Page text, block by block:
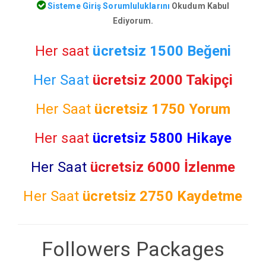
Sisteme Giriş Sorumluluklarını Okudum Kabul
Ediyorum.
Her saat ücretsiz 1500 Beğeni
Her Saat ücretsiz 2000 Takipçi
Her Saat ücretsiz 1750 Yorum
Her saat ücretsiz 5800 Hikaye
Her Saat ücretsiz 6000 İzlenme
Her Saat ücretsiz 2750 Kaydetme
Followers Packages